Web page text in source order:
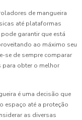
de mangueira
até plataformas
garantir que está
ao máximo seu
se de sempre comparar
para obter o melhor
é uma decisão que
espaço até a proteção
as diversas